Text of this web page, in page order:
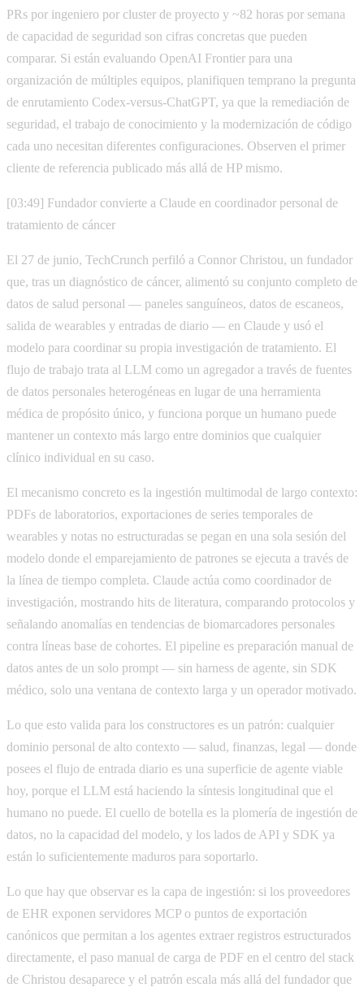
PRs por ingeniero por cluster de proyecto y ~82 horas por semana
de capacidad de seguridad son cifras concretas que pueden
comparar. Si están evaluando OpenAI Frontier para una
organización de múltiples equipos, planifiquen temprano la pregunta
de enrutamiento Codex-versus-ChatGPT, ya que la remediación de
seguridad, el trabajo de conocimiento y la modernización de código
cada uno necesitan diferentes configuraciones. Observen el primer
cliente de referencia publicado más allá de HP mismo.
[03:49] Fundador convierte a Claude en coordinador personal de
tratamiento de cáncer
El 27 de junio, TechCrunch perfiló a Connor Christou, un fundador
que, tras un diagnóstico de cáncer, alimentó su conjunto completo de
datos de salud personal — paneles sanguíneos, datos de escaneos,
salida de wearables y entradas de diario — en Claude y usó el
modelo para coordinar su propia investigación de tratamiento. El
flujo de trabajo trata al LLM como un agregador a través de fuentes
de datos personales heterogéneas en lugar de una herramienta
médica de propósito único, y funciona porque un humano puede
mantener un contexto más largo entre dominios que cualquier
clínico individual en su caso.
El mecanismo concreto es la ingestión multimodal de largo contexto:
PDFs de laboratorios, exportaciones de series temporales de
wearables y notas no estructuradas se pegan en una sola sesión del
modelo donde el emparejamiento de patrones se ejecuta a través de
la línea de tiempo completa. Claude actúa como coordinador de
investigación, mostrando hits de literatura, comparando protocolos y
señalando anomalías en tendencias de biomarcadores personales
contra líneas base de cohortes. El pipeline es preparación manual de
datos antes de un solo prompt — sin harness de agente, sin SDK
médico, solo una ventana de contexto larga y un operador motivado.
Lo que esto valida para los constructores es un patrón: cualquier
dominio personal de alto contexto — salud, finanzas, legal — donde
posees el flujo de entrada diario es una superficie de agente viable
hoy, porque el LLM está haciendo la síntesis longitudinal que el
humano no puede. El cuello de botella es la plomería de ingestión de
datos, no la capacidad del modelo, y los lados de API y SDK ya
están lo suficientemente maduros para soportarlo.
Lo que hay que observar es la capa de ingestión: si los proveedores
de EHR exponen servidores MCP o puntos de exportación
canónicos que permitan a los agentes extraer registros estructurados
directamente, el paso manual de carga de PDF en el centro del stack
de Christou desaparece y el patrón escala más allá del fundador que